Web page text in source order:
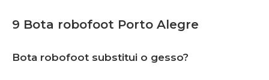
9 Bota robofoot Porto Alegre
Bota robofoot substitui o gesso?